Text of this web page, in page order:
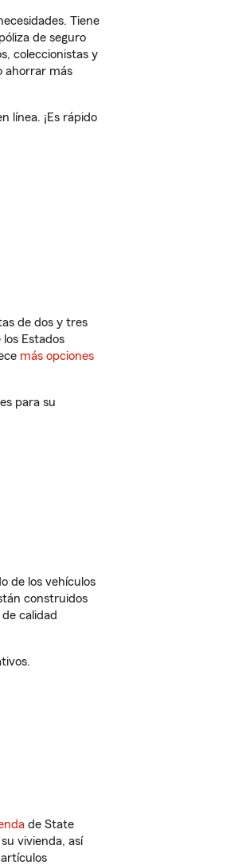
Tiene
de seguro
coleccionistas y
ahorrar más
línea. ¡Es rápido
de dos y tres
Estados
más opciones
para su
de los vehículos
construidos
calidad
de State
vivienda, así